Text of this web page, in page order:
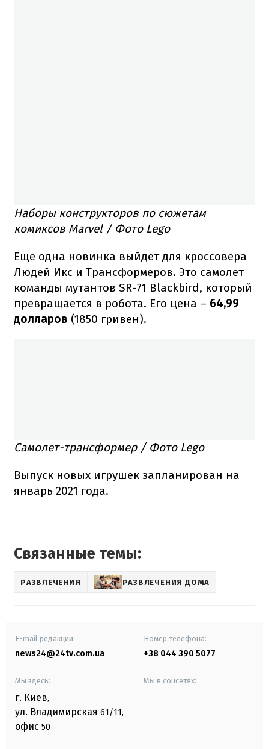
Наборы конструкторов по сюжетам
комиксов Marvel / Фото Lego
Еще одна новинка выйдет для кроссовера
Людей Икс и Трансформеров. Это самолет
команды мутантов SR-71 Blackbird, который
превращается в робота. Его цена – 64,99
долларов (1850 гривен).
Самолет-трансформер / Фото Lego
Выпуск новых игрушек запланирован на
январь 2021 года.
Связанные темы:
РАЗВЛЕЧЕНИЯ РАЗВЛЕЧЕНИЯ ДОМА
E-mail редакции
news24@24tv.com.ua
Номер телефона:
+38 044 390 5077
Мы здесь:
г. Киев,
ул. Владимирская 61/11,
офис 50
Мы в соцсетях: